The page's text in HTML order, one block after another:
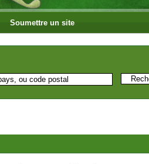
Soumettre un site